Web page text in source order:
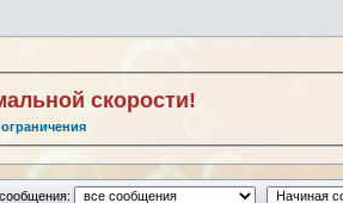
скорости!